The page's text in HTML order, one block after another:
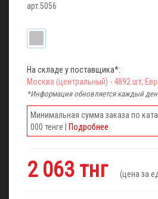
арт.5056
На складе у поставщика*:
Москва (центральный) - 4892 шт,
*Информация обновляется каждый
Минимальная сумма заказа по
000 тенге |
Подробнее
2 063 тнг (цена за